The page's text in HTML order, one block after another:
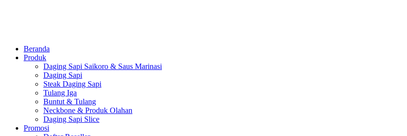
Beranda
Produk
Daging Sapi Saikoro & Saus Marinasi
Daging Sapi
Steak Daging Sapi
Tulang Iga
Buntut & Tulang
Neckbone & Produk Olahan
Daging Sapi Slice
Promosi